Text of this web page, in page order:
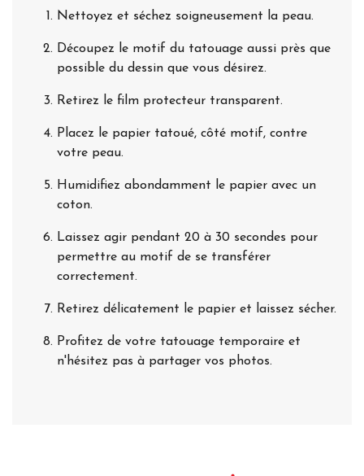
Nettoyez et séchez soigneusement la peau.
Découpez le motif du tatouage aussi près que
possible du dessin que vous désirez.
Retirez le film protecteur transparent.
Placez le papier tatoué, côté motif, contre
votre peau.
Humidifiez abondamment le papier avec un
coton.
Laissez agir pendant 20 à 30 secondes pour
permettre au motif de se transférer
correctement.
Retirez délicatement le papier et laissez sécher.
Profitez de votre tatouage temporaire et
n'hésitez pas à partager vos photos.